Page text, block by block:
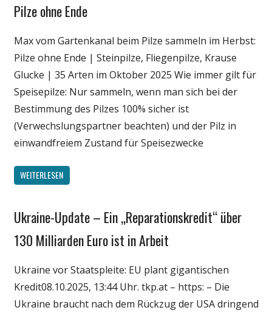
Kulinarisches
Pilze ohne Ende
Max vom Gartenkanal beim Pilze sammeln im Herbst:
Pilze ohne Ende | Steinpilze, Fliegenpilze, Krause
Glucke | 35 Arten im Oktober 2025 Wie immer gilt für
Speisepilze: Nur sammeln, wenn man sich bei der
Bestimmung des Pilzes 100% sicher ist
(Verwechslungspartner beachten) und der Pilz in
einwandfreiem Zustand für Speisezwecke
WEITERLESEN
Gesellschaft
Wirtschaft
Wissenschaft
Ukraine-Update – Ein „Reparationskredit“ über
130 Milliarden Euro ist in Arbeit
Ukraine vor Staatspleite: EU plant gigantischen
Kredit08.10.2025, 13:44 Uhr. tkp.at – https: – Die
Ukraine braucht nach dem Rückzug der USA dringend